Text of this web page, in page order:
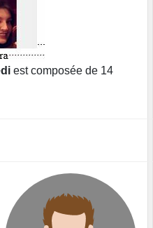
est composée de 14